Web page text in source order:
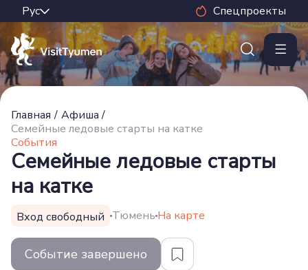
Спецпроекты
Главная / Афиша /
Семейные ледовые старты на катке
События
Семейные ледовые старты
на катке
Вход свободный Тюмень На карте
Событие завершено